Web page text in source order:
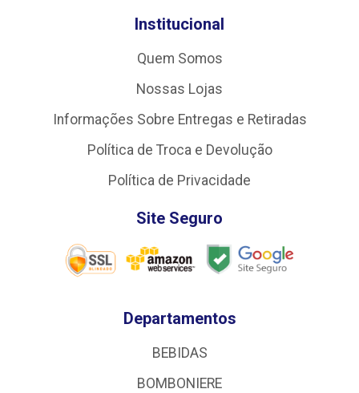
Institucional
Quem Somos
Nossas Lojas
Informações Sobre Entregas e Retiradas
Política de Troca e Devolução
Política de Privacidade
Site Seguro
Departamentos
BEBIDAS
BOMBONIERE